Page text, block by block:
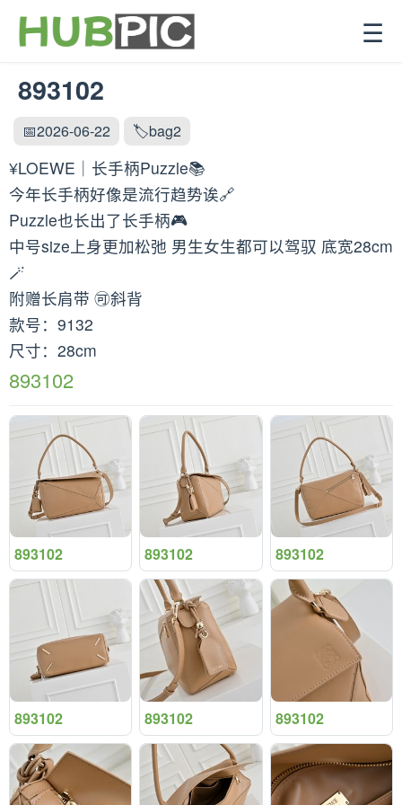
☰
893102
📅2026-06-22 🏷️bag2
¥LOEWE｜长手柄Puzzle📚
今年长手柄好像是流行趋势诶🔗
Puzzle也长出了长手柄🎮
中号size上身更加松弛 男生女生都可以驾驭 底宽28cm
🪄
附赠长肩带 🉑斜背
款号：9132
尺寸：28cm
893102
893102 893102 893102
893102 893102 893102